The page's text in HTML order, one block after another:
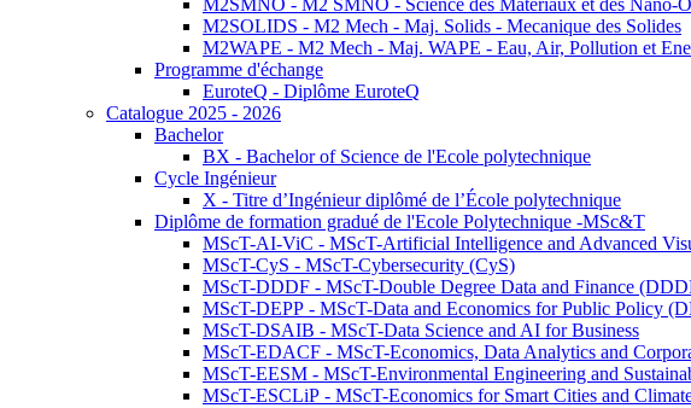
M2SMNO - M2 SMNO - Science des Materiaux et des Nano-
M2SOLIDS - M2 Mech - Maj. Solids - Mecanique des Solides
M2WAPE - M2 Mech - Maj. WAPE - Eau, Air, Pollution et
Programme d'échange
EuroteQ - Diplôme EuroteQ
Catalogue 2025 - 2026
Bachelor
BX - Bachelor of Science de l'Ecole polytechnique
Cycle Ingénieur
X - Titre d’Ingénieur diplômé de l’École polytechnique
Diplôme de formation gradué de l'Ecole Polytechnique -MSc&T
MScT-AI-ViC - MScT-Artificial Intelligence and Advanced
MScT-CyS - MScT-Cybersecurity (CyS)
MScT-DDDF - MScT-Double Degree Data and Finance
MScT-DEPP - MScT-Data and Economics for Public Policy
MScT-DSAIB - MScT-Data Science and AI for Business
MScT-EDACF - MScT-Economics, Data Analytics and
MScT-EESM - MScT-Environmental Engineering and
MScT-ESCLiP - MScT-Economics for Smart Cities and